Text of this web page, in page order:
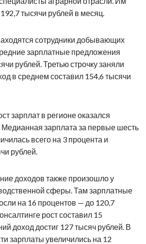
тысячи рублей в месяц.
сотрудники добывающих
зарплатные предложения
рублей. Третью строчку заняли
в среднем составил 154,6 тысячи
зарплат в регионе оказался
Медианная зарплата за первые шесть
всего на 3 процента и
рублей.
доходов также произошло у
сферы. Там зарплатные
на 16 процентов — до 120,7
рост составил 15
доход достиг 127 тысяч рублей. В
зарплаты увеличились на 12